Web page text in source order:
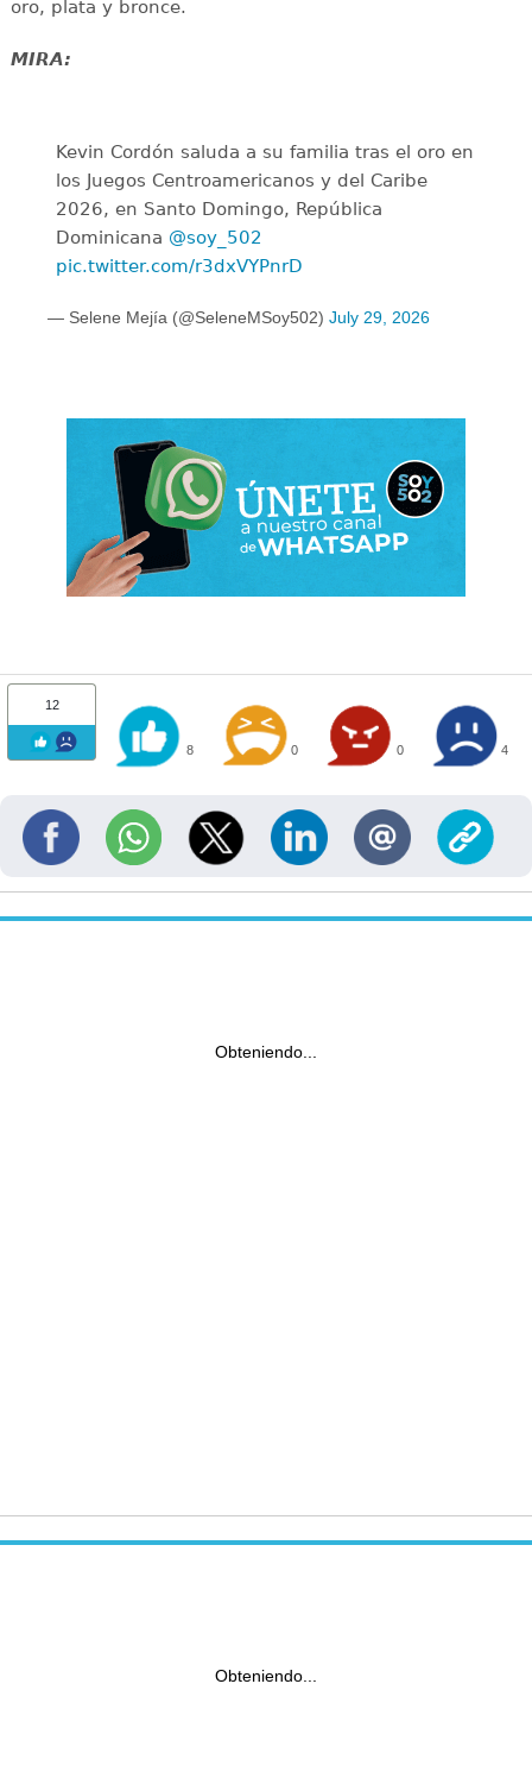
oro, plata y bronce.
MIRA:
Kevin Cordón saluda a su familia tras el oro en
los Juegos Centroamericanos y del Caribe
2026, en Santo Domingo, República
Dominicana @soy_502
pic.twitter.com/r3dxVYPnrD
— Selene Mejía (@SeleneMSoy502) July 29, 2026
12
8 0 0 4
Obteniendo...
Obteniendo...